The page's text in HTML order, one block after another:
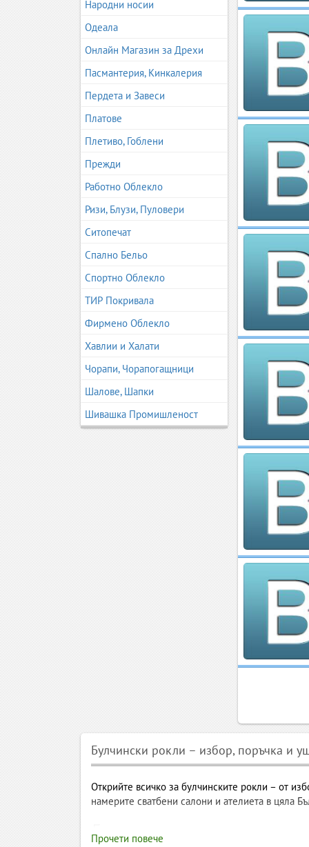
Народни носии
Одеала
Онлайн Магазин за Дрехи
Пасмантерия, Кинкалерия
Пердета и Завеси
Платове
Плетиво, Гоблени
Прежди
Работно Облекло
Ризи, Блузи, Пуловери
Ситопечат
Спално Бельо
Спортно Облекло
ТИР Покривала
Фирмено Облекло
Хавлии и Халати
Чорапи, Чорапогащници
Шалове, Шапки
Шивашка Промишленост
Булчински рокли – избор, поръчка и
Открийте всичко за булчинските рокли – от
намерите сватбени салони и ателиета в цяла
Булчински рокли – пълно
Прочети повече